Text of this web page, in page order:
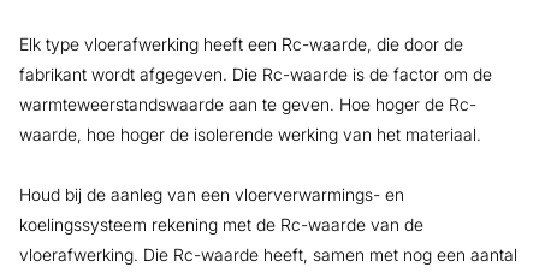
Elk type vloerafwerking heeft een Rc-waarde, die door de
fabrikant wordt afgegeven. Die Rc-waarde is de factor om de
warmteweerstandswaarde aan te geven. Hoe hoger de Rc-
waarde, hoe hoger de isolerende werking van het materiaal.
Houd bij de aanleg van een vloerverwarmings- en
koelingssysteem rekening met de Rc-waarde van de
vloerafwerking. Die Rc-waarde heeft, samen met nog een aantal